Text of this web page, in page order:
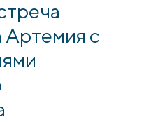
Артемия с